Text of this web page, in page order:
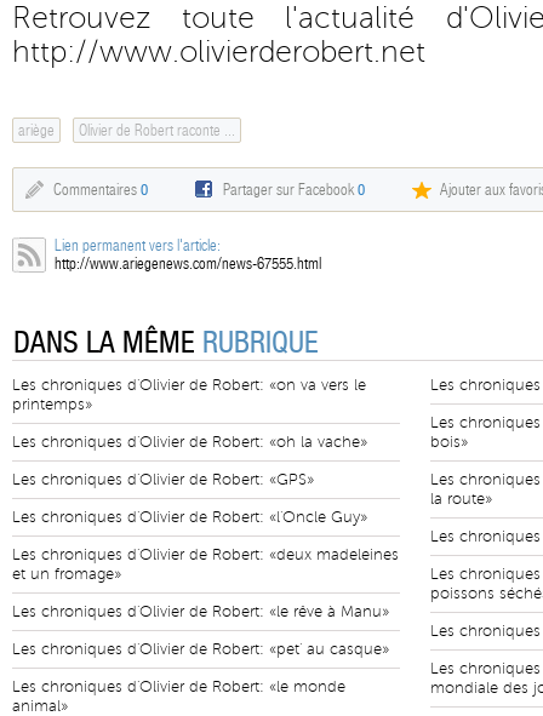
Retrouvez toute l'actualité
http://www.olivierderobert.net
ariège Olivier de Robert raconte ...
Commentaires 0 Partager sur Facebook0 Ajouter aux
Lien permanent vers l'article:
http://www.ariegenews.com/news-67555.html
DANS LA MÊME RUBRIQUE
Les chroniques d'Olivier de Robert: «on va vers le
printemps»
Les chroniques d'Olivier de Robert: «oh la vache»
Les chroniques d'Olivier de Robert: «GPS»
Les chroniques d'Olivier de Robert: «l'Oncle Guy»
Les chroniques d'Olivier de Robert: «deux madeleines
et un fromage»
Les chroniques d'Olivier de Robert: «le rêve à Manu»
Les chroniques d'Olivier de Robert: «pet' au casque»
Les chroniques d'Olivier de Robert: «le monde
animal»
Les
Les
bois»
Les
la route»
Les
Les
poissons
Les
Les
mondiale des